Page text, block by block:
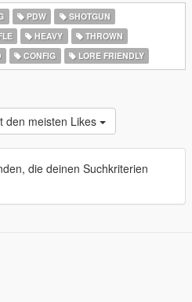
PDW
SHOTGUN
HEAVY
THROWN
CONFIG LORE FRIENDLY
den meisten Likes
die deinen Suchkriterien